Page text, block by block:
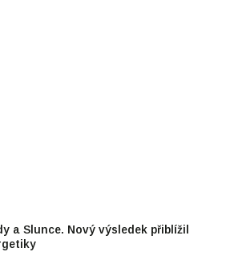
a Slunce. Nový výsledek přiblížil